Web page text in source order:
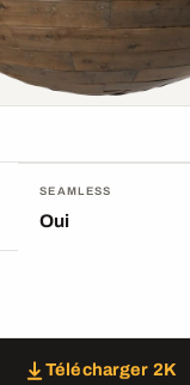
SEAMLESS
Oui
Télécharger 2K